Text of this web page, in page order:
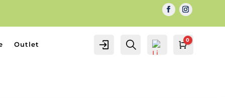
Outlet IL MIO
ACCOUNT
Cerca... Carrello
0